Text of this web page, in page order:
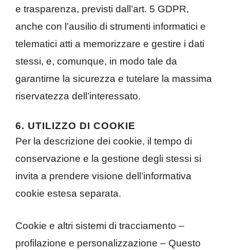
e trasparenza, previsti dall’art. 5 GDPR,
anche con l’ausilio di strumenti informatici e
telematici atti a memorizzare e gestire i dati
stessi, e, comunque, in modo tale da
garantirne la sicurezza e tutelare la massima
riservatezza dell’interessato.
6. UTILIZZO DI COOKIE
Per la descrizione dei cookie, il tempo di
conservazione e la gestione degli stessi si
invita a prendere visione dell’informativa
cookie estesa separata.
Cookie e altri sistemi di tracciamento –
profilazione e personalizzazione – Questo